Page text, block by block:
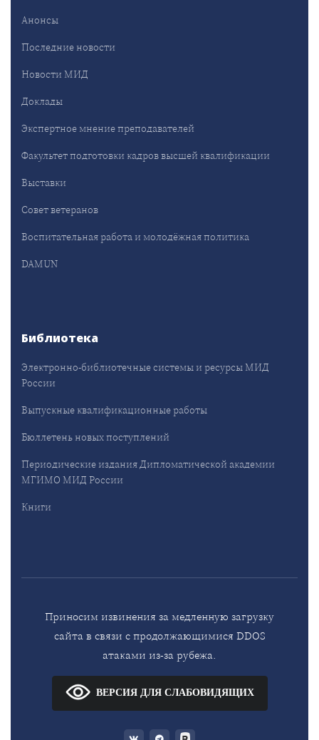
Анонсы
Последние новости
Новости МИД
Доклады
Экспертное мнение преподавателей
Факультет подготовки кадров высшей квалификации
Выставки
Совет ветеранов
Воспитательная работа и молодёжная политика
DAMUN
Библиотека
Электронно-библиотечные системы и ресурсы МИД
России
Выпускные квалификационные работы
Бюллетень новых поступлений
Периодические издания Дипломатической академии
МГИМО МИД России
Книги
Приносим извинения за медленную загрузку
сайта в связи с продолжающимися DDOS
атаками из-за рубежа.
ВЕРСИЯ ДЛЯ СЛАБОВИДЯЩИХ